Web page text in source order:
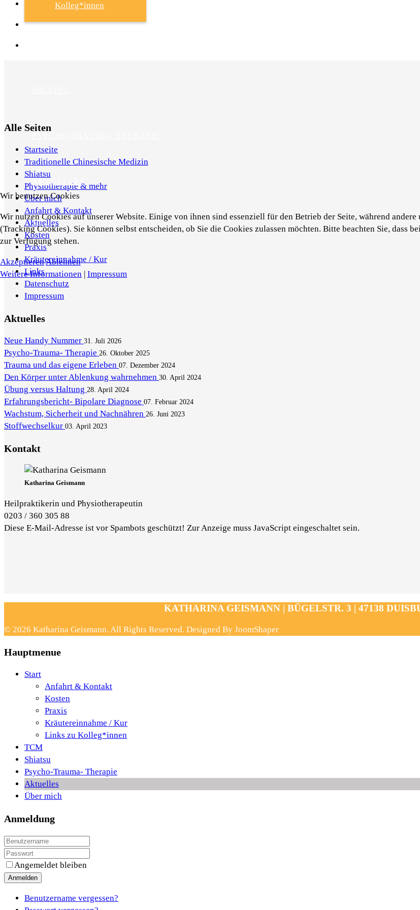
Kolleg*innen
AKTUELLES
ÜBER MICH
Alle Seiten
Startseite
Traditionelle Chinesische Medizin
Shiatsu
Physiotherapie & mehr
Über mich
Anfahrt & Kontakt
Aktuelles
Kosten
Praxis
Kräutereinnahme / Kur
Links
Datenschutz
Impressum
Aktuelles
Neue Handy Nummer 31. Juli 2026
Psycho-Trauma- Therapie 26. Oktober 2025
Trauma und das eigene Erleben 07. Dezember 2024
Den Körper unter Ablenkung wahrnehmen 30. April 2024
Übung versus Haltung 28. April 2024
Erfahrungsbericht- Bipolare Diagnose 07. Februar 2024
Wachstum, Sicherheit und Nachnähren 26. Juni 2023
Stoffwechselkur 03. April 2023
Kontakt
Katharina Geismann
Heilpraktikerin und Physiotherapeutin
0203 / 360 305 88
Diese E-Mail-Adresse ist vor Spambots geschützt! Zur Anzeige muss JavaScript eingeschaltet sein.
KATHARINA GEISMANN | BÜGELSTR. 3 | 47138
© 2026 Katharina Geismann. All Rights Reserved. Designed By JoomShaper
Hauptmenue
Start
Anfahrt & Kontakt
Kosten
Praxis
Kräutereinnahme / Kur
Links zu Kolleg*innen
TCM
Shiatsu
Psycho-Trauma- Therapie
Aktuelles
Über mich
Anmeldung
Angemeldet bleiben
Anmelden
Benutzername vergessen?
Wir benutzen Cookies
Wir nutzen Cookies auf unserer Website. Einige von ihnen sind essenziell für den Betrieb der Seite, während
(Tracking Cookies). Sie können selbst entscheiden, ob Sie die Cookies zulassen möchten. Bitte beachten Sie,
zur Verfügung stehen.
AkzeptierenAblehnen
Weitere Informationen | Impressum